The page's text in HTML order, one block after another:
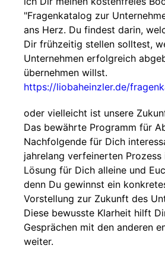
"Fragenkatalog zur
ans Herz. Du findest darin,
Dir frühzeitig stellen solltest,
Unternehmen erfolgreich
übernehmen willst.
https://liobaheinzler.de/
oder vielleicht ist unsere
Das bewährte Programm für
Nachfolgende für Dich
jahrelang verfeinerten
Lösung für Dich alleine und
denn Du gewinnst ein
Vorstellung zur Zukunft des
Diese bewusste Klarheit hilft
Gesprächen mit den anderen
weiter.